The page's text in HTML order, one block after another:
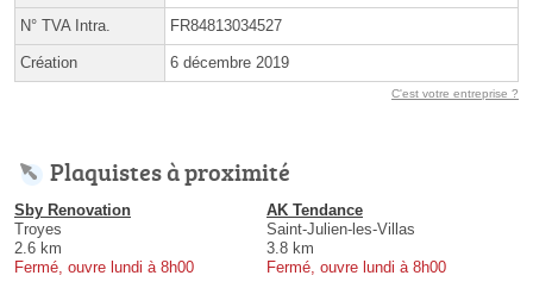
N° TVA Intra. FR84813034527
Création 6 décembre 2019
C'est votre entreprise ?
Plaquistes à proximité
Sby Renovation
Troyes
2.6 km
Fermé, ouvre lundi à 8h00
AK Tendance
Saint-Julien-les-Villas
3.8 km
Fermé, ouvre lundi à 8h00